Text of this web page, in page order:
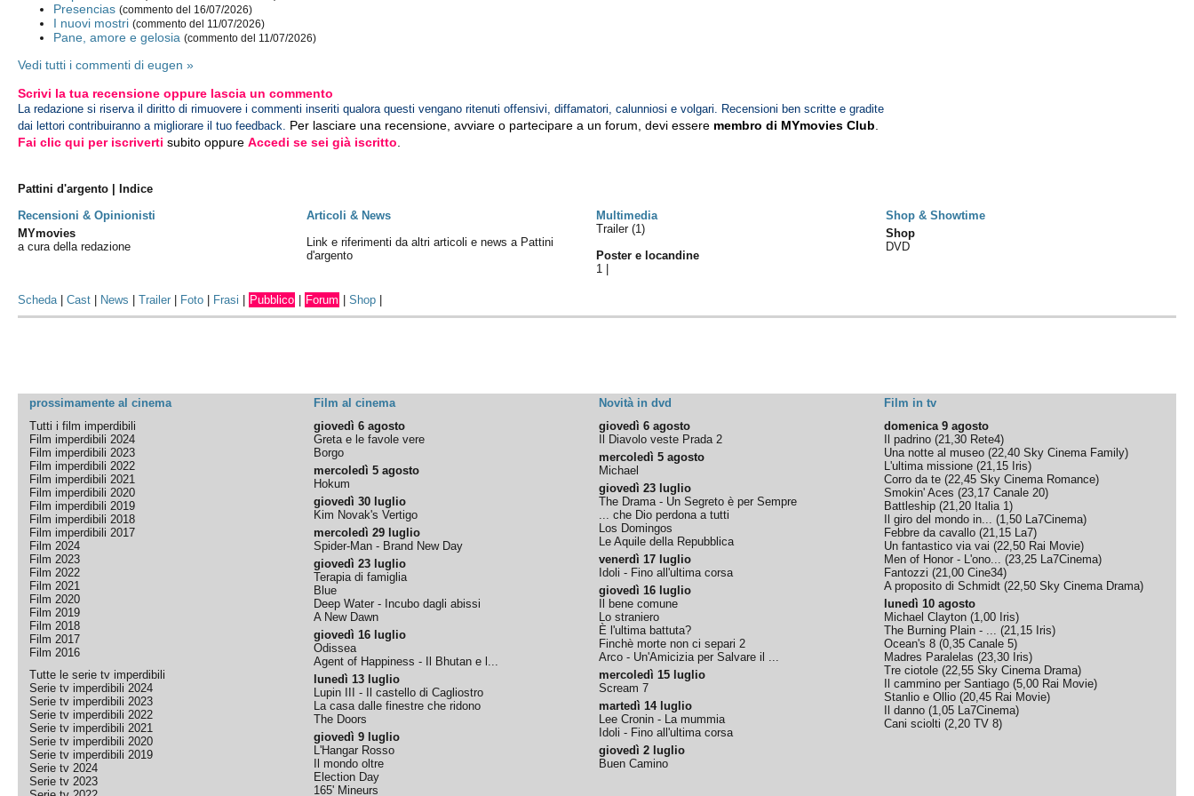
Presencias (commento del 16/07/2026)
I nuovi mostri (commento del 11/07/2026)
Pane, amore e gelosia (commento del 11/07/2026)
Vedi tutti i commenti di eugen »
Scrivi la tua recensione oppure lascia un commento
La redazione si riserva il diritto di rimuovere i commenti inseriti qualora questi vengano ritenuti offensivi, diffamatori, calunniosi e volgari. Recensioni ben scritte e gradite
dai lettori contribuiranno a migliorare il tuo feedback. Per lasciare una recensione, avviare o partecipare a un forum, devi essere membro di MYmovies Club
Fai clic qui per iscriverti subito oppureAccedi se sei già iscritto
Pattini d'argento | Indice
Recensioni & Opinionisti
Articoli & News Multimedia
Shop & Showtime
MYmovies
a cura della redazione
Link e riferimenti da altri articoli e news a Pattini
d'argento
Trailer (1)
Poster e locandine
1
Shop
DVD
Scheda|Cast News |Trailer Foto Frasi Pubblico Forum |Shop
prossimamente al cinema Film al cinema Novità in dvd
Film in tv
Tutti i film imperdibili
Film imperdibili 2024
Film imperdibili 2023
Film imperdibili 2022
Film imperdibili 2021
Film imperdibili 2020
Film imperdibili 2019
Film imperdibili 2018
Film imperdibili 2017
Film 2024
Film 2023
Film 2022
Film 2021
Film 2020
Film 2019
Film 2018
Film 2017
Film 2016
Tutte le serie tv imperdibili
Serie tv imperdibili 2024
Serie tv imperdibili 2023
Serie tv imperdibili 2022
Serie tv imperdibili 2021
Serie tv imperdibili 2020
Serie tv imperdibili 2019
Serie tv 2024
Serie tv 2023
giovedì 6 agosto
Greta e le favole vere
Borgo
mercoledì 5 agosto
Hokum
giovedì 30 luglio
Kim Novak's Vertigo
mercoledì 29 luglio
Spider-Man - Brand New Day
giovedì 23 luglio
Terapia di famiglia
Blue
Deep Water - Incubo dagli abissi
A New Dawn
giovedì 16 luglio
Odissea
Agent of Happiness - Il Bhutan e l...
lunedì 13 luglio
Lupin III - Il castello di Cagliostro
La casa dalle finestre che ridono
The Doors
giovedì 9 luglio
L'Hangar Rosso
Il mondo oltre
Election Day
165' Mineurs
giovedì 6 agosto
Il Diavolo veste Prada 2
mercoledì 5 agosto
Michael
giovedì 23 luglio
The Drama - Un Segreto è per Sempre
... che Dio perdona a tutti
Los Domingos
Le Aquile della Repubblica
venerdì 17 luglio
Idoli - Fino all'ultima corsa
giovedì 16 luglio
Il bene comune
Lo straniero
È l'ultima battuta?
Finchè morte non ci separi 2
Arco - Un'Amicizia per Salvare il ...
mercoledì 15 luglio
Scream 7
martedì 14 luglio
Lee Cronin - La mummia
Idoli - Fino all'ultima corsa
giovedì 2 luglio
Buen Camino
domenica 9 agosto
Il padrino (21,30 Rete4)
Una notte al museo (22,40 Sky Cinema Family)
L'ultima missione (21,15 Iris)
Corro da te (22,45 Sky Cinema Romance)
Smokin' Aces (23,17 Canale 20)
Battleship (21,20 Italia 1)
Il giro del mondo in... (1,50 La7Cinema)
Febbre da cavallo (21,15 La7)
Un fantastico via vai (22,50 Rai Movie)
Men of Honor - L'ono... (23,25 La7Cinema)
Fantozzi (21,00 Cine34)
A proposito di Schmidt (22,50 Sky Cinema Drama)
lunedì 10 agosto
Michael Clayton (1,00 Iris)
The Burning Plain - ... (21,15 Iris)
Ocean's 8 (0,35 Canale 5)
Madres Paralelas (23,30 Iris)
Tre ciotole (22,55 Sky Cinema Drama)
Il cammino per Santiago (5,00 Rai Movie)
Stanlio e Ollio (20,45 Rai Movie)
Il danno (1,05 La7Cinema)
Cani sciolti (2,20 TV 8)